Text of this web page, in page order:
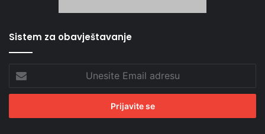
Sistem za obavještavanje
Unesite
Email
adresu